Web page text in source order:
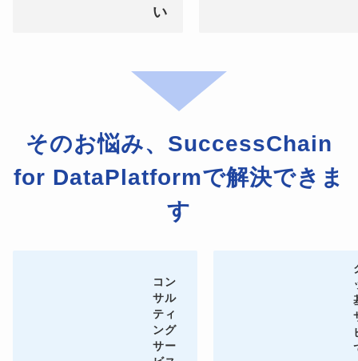
い
そのお悩み、SuccessChain
for DataPlatformで解決できま
す
コン
サル
ティ
ング
サー